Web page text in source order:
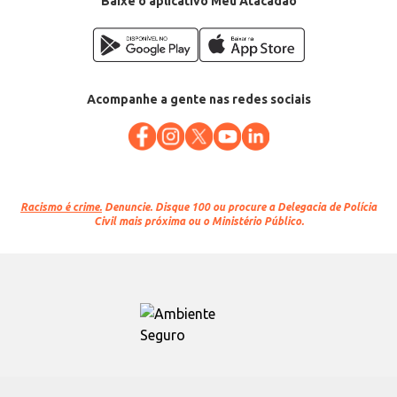
Acompanhe a gente nas redes sociais
Racismo é crime. Denuncie. Disque 100 ou procure a Delegacia de Polícia
Civil mais próxima ou o Ministério Público.